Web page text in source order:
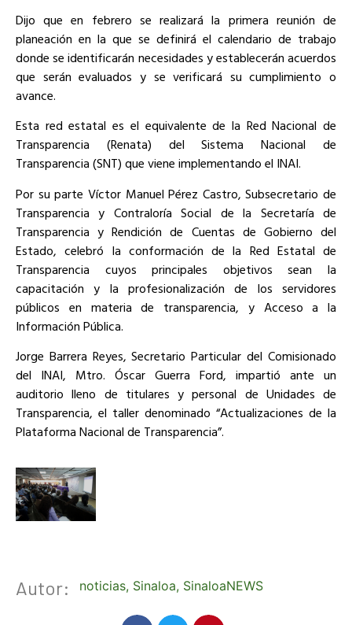
Dijo que en febrero se realizará la primera reunión de
planeación en la que se definirá el calendario de trabajo
donde se identificarán necesidades y establecerán acuerdos
que serán evaluados y se verificará su cumplimiento o
avance.
Esta red estatal es el equivalente de la Red Nacional de
Transparencia (Renata) del Sistema Nacional de
Transparencia (SNT) que viene implementando el INAI.
Por su parte Víctor Manuel Pérez Castro, Subsecretario de
Transparencia y Contraloría Social de la Secretaría de
Transparencia y Rendición de Cuentas de Gobierno del
Estado, celebró la conformación de la Red Estatal de
Transparencia cuyos principales objetivos sean la
capacitación y la profesionalización de los servidores
públicos en materia de transparencia, y Acceso a la
Información Pública.
Jorge Barrera Reyes, Secretario Particular del Comisionado
del INAI, Mtro. Óscar Guerra Ford, impartió ante un
auditorio lleno de titulares y personal de Unidades de
Transparencia, el taller denominado “Actualizaciones de la
Plataforma Nacional de Transparencia”.
Autor: noticias, Sinaloa, SinaloaNEWS